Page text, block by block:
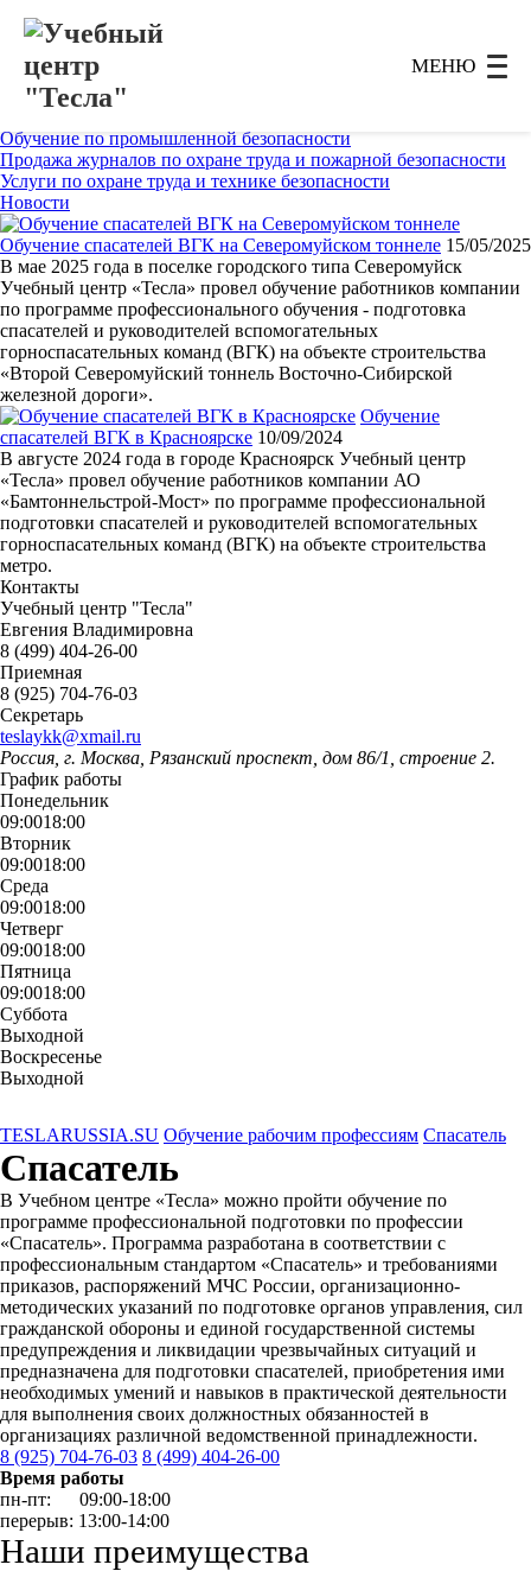
МЕНЮ
Обучение по пожарной безопасности
Обучение по электробезопасности
Профессиональная переподготовка
Обучение по промышленной безопасности
Продажа журналов по охране труда и пожарной безопасности
Услуги по охране труда и технике безопасности
Новости
Обучение спасателей ВГК на Северомуйском тоннеле 15/05/2025
В мае 2025 года в поселке городского типа Северомуйск
Учебный центр «Тесла» провел обучение работников компании
по программе профессионального обучения - подготовка
спасателей и руководителей вспомогательных
горноспасательных команд (ВГК) на объекте строительства
«Второй Северомуйский тоннель Восточно-Сибирской
железной дороги».
Обучение
спасателей ВГК в Красноярске 10/09/2024
В августе 2024 года в городе Красноярск Учебный центр
«Тесла» провел обучение работников компании АО
«Бамтоннельстрой-Мост» по программе профессиональной
подготовки спасателей и руководителей вспомогательных
горноспасательных команд (ВГК) на объекте строительства
метро.
Контакты
Учебный центр "Тесла"
Евгения Владимировна
8 (499) 404-26-00
Приемная
8 (925) 704-76-03
Секретарь
teslaykk@xmail.ru
Россия, г. Москва, Рязанский проспект, дом 86/1, строение 2.
График работы
Понедельник
09:0018:00
Вторник
09:0018:00
Среда
09:0018:00
Четверг
09:0018:00
Пятница
09:0018:00
Суббота
Выходной
Воскресенье
Выходной
TESLARUSSIA.SU Обучение рабочим профессиям Спасатель
Спасатель
В Учебном центре «Тесла» можно пройти обучение по
программе профессиональной подготовки по профессии
«Спасатель». Программа разработана в соответствии с
профессиональным стандартом «Спасатель» и требованиями
приказов, распоряжений МЧС России, организационно-
методических указаний по подготовке органов управления, сил
гражданской обороны и единой государственной системы
предупреждения и ликвидации чрезвычайных ситуаций и
предназначена для подготовки спасателей, приобретения ими
необходимых умений и навыков в практической деятельности
для выполнения своих должностных обязанностей в
организациях различной ведомственной принадлежности.
8 (925) 704-76-03 8 (499) 404-26-00
Время работы
пн-пт: 09:00-18:00
перерыв: 13:00-14:00
Наши преимущества